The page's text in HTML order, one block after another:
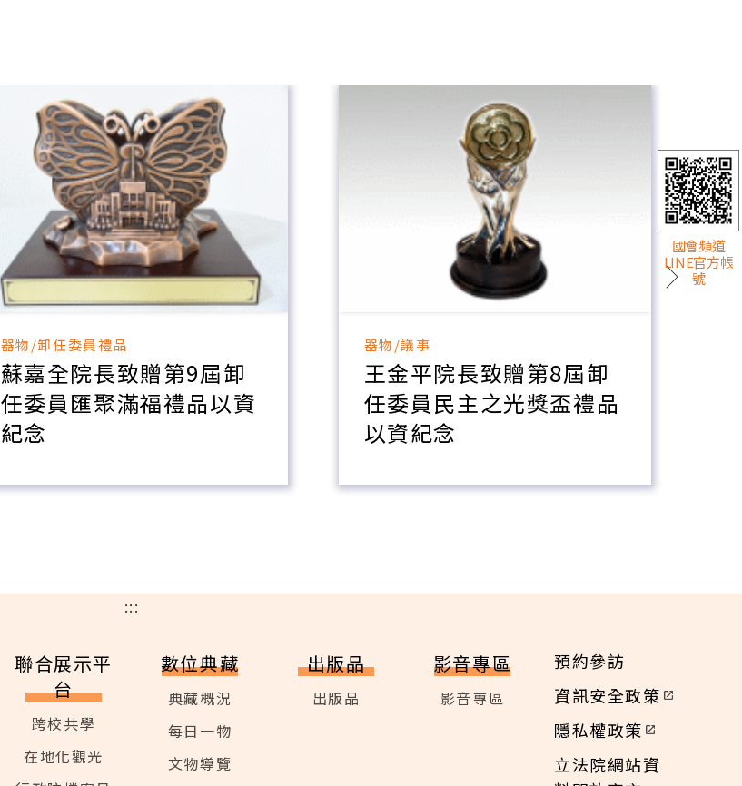
器物/卸任委員禮品
蘇嘉全院長致贈第9屆卸
任委員匯聚滿福禮品以資
紀念
器物/議事
王金平院長致贈第8屆卸
任委員民主之光獎盃禮品
以資紀念
:::
聯合展示平
台
跨校共學
在地化觀光
數位典藏
典藏概況
每日一物
文物導覽
出版品
出版品
影音專區
影音專區
預約參訪
資訊安全政策
隱私權政策
立法院網站資
國會頻道
LINE官方帳
號